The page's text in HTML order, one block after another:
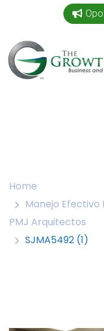
Home
Manejo Efectivo
PMJ Arquitectos
SJMA5492 (1)